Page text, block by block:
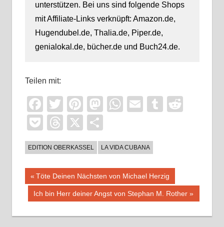
unterstützen. Bei uns sind folgende Shops
mit Affiliate-Links verknüpft: Amazon.de,
Hugendubel.de, Thalia.de, Piper.de,
genialokal.de, bücher.de und Buch24.de.
Teilen mit:
Facebook
TwitterPinterest
Mastodon
WhatsApp
EmailTumblr
PocketThreads
X
EDITION OBERKASSEL LA VIDA CUBANA
Beitragsnavigation
Vorheriger
Beitrag:
Töte Deinen Nächsten von Michael Herzig
Nächster
Ich bin Herr deiner Angst von Stephan M. Rother